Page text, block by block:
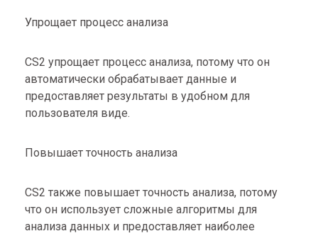
Упрощает процесс анализа
CS2 упрощает процесс анализа, потому что он
автоматически обрабатывает данные и
предоставляет результаты в удобном для
пользователя виде.
Повышает точность анализа
CS2 также повышает точность анализа, потому
что он использует сложные алгоритмы для
анализа данных и предоставляет наиболее